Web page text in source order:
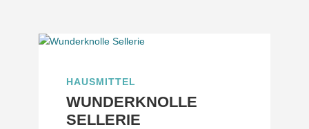
HAUSMITTEL
WUNDERKNOLLE
SELLERIE